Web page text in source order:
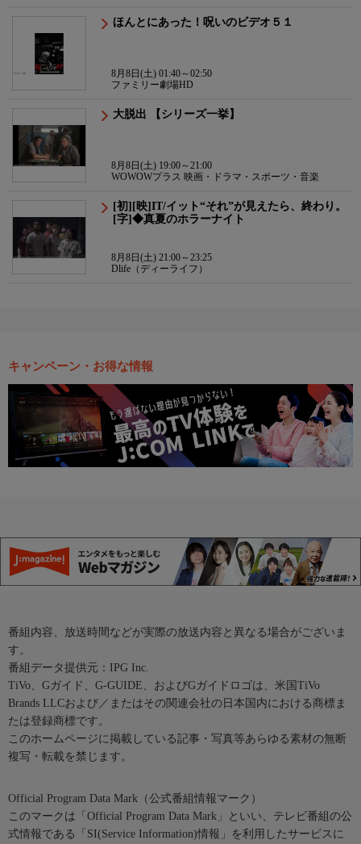
ほんとにあった！呪いのビデオ５１
8月8日(土) 01:40～02:50
ファミリー劇場HD
大脱出 【シリーズ一挙】
8月8日(土) 19:00～21:00
WOWOWプラス 映画・ドラマ・スポーツ・音楽
[初][映]IT/イット“それ”が見えたら、終わり。
[字]◆真夏のホラーナイト
8月8日(土) 21:00～23:25
Dlife（ディーライフ）
キャンペーン・お得な情報
番組内容、放送時間などが実際の放送内容と異なる場合がございま
す。
番組データ提供元：IPG Inc.
TiVo、Gガイド、G-GUIDE、およびGガイドロゴは、米国TiVo
Brands LLCおよび／またはその関連会社の日本国内における商標ま
たは登録商標です。
このホームページに掲載している記事・写真等あらゆる素材の無断
複写・転載を禁じます。
Official Program Data Mark（公式番組情報マーク）
このマークは「Official Program Data Mark」といい、テレビ番組の公
式情報である「SI(Service Information)情報」を利用したサービスに